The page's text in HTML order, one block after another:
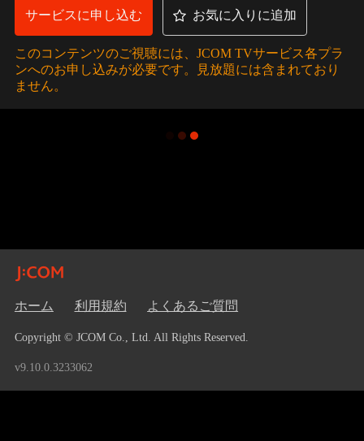
サービスに申し込む お気に入りに追加
このコンテンツのご視聴には、JCOM TVサービス各プラ
ンへのお申し込みが必要です。見放題には含まれており
ません。
ホーム 利用規約 よくあるご質問
Copyright © JCOM Co., Ltd. All Rights Reserved.
v9.10.0.3233062